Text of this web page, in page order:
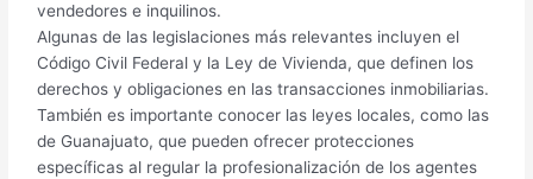
vendedores e inquilinos.
Algunas de las legislaciones más relevantes incluyen el
Código Civil Federal y la Ley de Vivienda, que definen los
derechos y obligaciones en las transacciones inmobiliarias.
También es importante conocer las leyes locales, como las
de Guanajuato, que pueden ofrecer protecciones
específicas al regular la profesionalización de los agentes